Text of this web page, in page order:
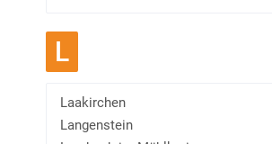
L
Laakirchen
Langenstein